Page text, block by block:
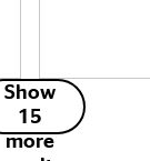
Show
15
more